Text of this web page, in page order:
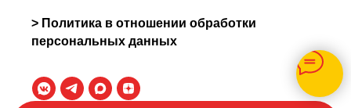
> Политика в отношении обработки
персональных данных